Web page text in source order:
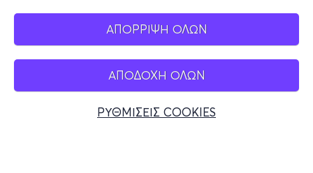
ΑΠΟΡΡΙΨΗ ΟΛΩΝ
ΑΠΟΔΟΧΗ ΟΛΩΝ
ΡΥΘΜΙΣΕΙΣ COOKIES
Mobile app